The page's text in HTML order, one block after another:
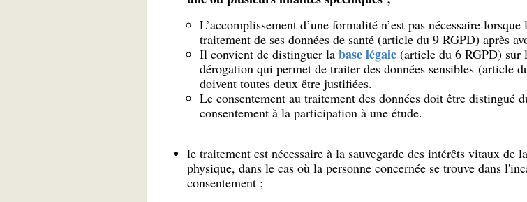
L’accomplissement d’une formalité n’est pas nécessaire
traitement de ses données de santé (article du 9 RGPD) après
Il convient de distinguer la base légale(article du 6 RGPD) sur
dérogation qui permet de traiter des données sensibles (article
doivent toutes deux être justifiées.
Le consentement au traitement des données doit être distingué
consentement à la participation à une étude.
le traitement est nécessaire à la sauvegarde des intérêts vitaux de
physique, dans le cas où la personne concernée se trouve dans
consentement ;